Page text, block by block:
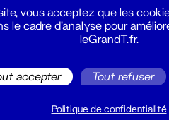
actualités du
vous acceptez que les
le cadre d'analyse pour
leGrandT.fr.
accepter Tout refuser
Politique de confidentialité